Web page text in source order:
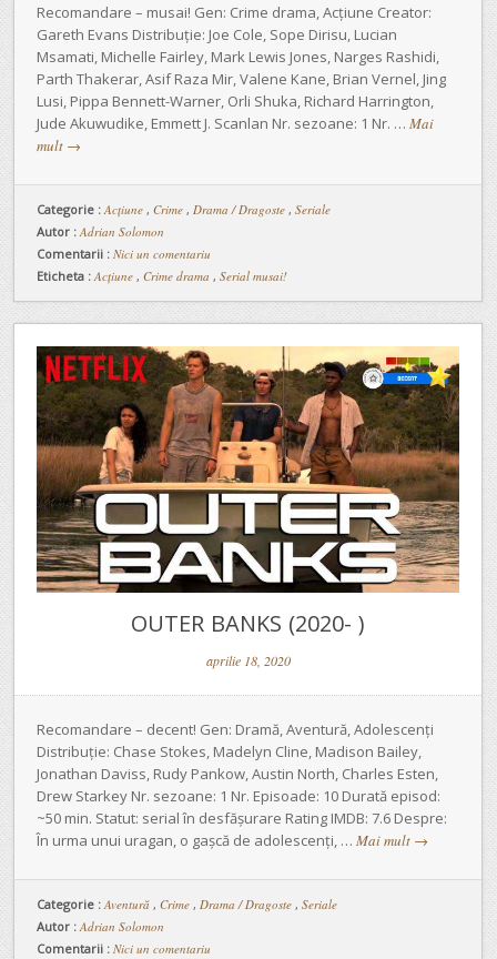
Recomandare – musai! Gen: Crime drama, Acțiune Creator:
Gareth Evans Distribuție: Joe Cole, Sope Dirisu, Lucian
Msamati, Michelle Fairley, Mark Lewis Jones, Narges Rashidi,
Parth Thakerar, Asif Raza Mir, Valene Kane, Brian Vernel, Jing
Lusi, Pippa Bennett-Warner, Orli Shuka, Richard Harrington,
Jude Akuwudike, Emmett J. Scanlan Nr. sezoane: 1 Nr. … Mai
mult →
Categorie : Acțiune , Crime , Drama / Dragoste , Seriale
Autor : Adrian Solomon
Comentarii : Nici un comentariu
Eticheta : Acțiune , Crime drama , Serial musai!
OUTER BANKS (2020- )
aprilie 18, 2020
Recomandare – decent! Gen: Dramă, Aventură, Adolescenți
Distribuție: Chase Stokes, Madelyn Cline, Madison Bailey,
Jonathan Daviss, Rudy Pankow, Austin North, Charles Esten,
Drew Starkey Nr. sezoane: 1 Nr. Episoade: 10 Durată episod:
~50 min. Statut: serial în desfășurare Rating IMDB: 7.6 Despre:
În urma unui uragan, o gașcă de adolescenți, … Mai mult →
Categorie :Aventură , Crime , Drama / Dragoste , Seriale
Autor : Adrian Solomon
Comentarii : Nici un comentariu